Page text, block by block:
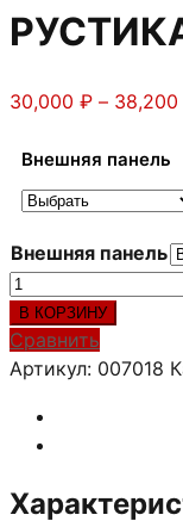
30,000 ₽ – 38,200
Внешняя панель
Внешняя панель
Количество
товара
Стальная
дверь
ЛЕОНИД
ДУБ
В КОРЗИНУ
Сравнить
Артикул: 007018